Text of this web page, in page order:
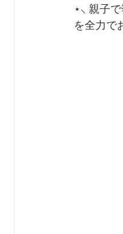
⋆⸜ 親子
を全力で